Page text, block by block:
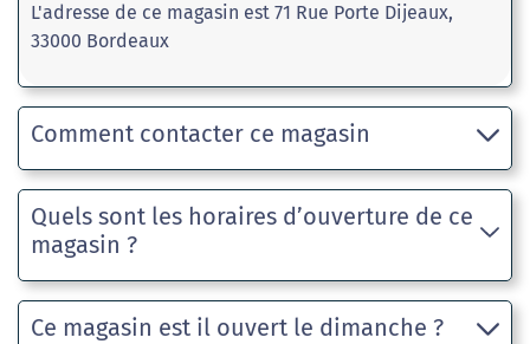
L'adresse de ce magasin est 71 Rue Porte Dijeaux,
33000 Bordeaux
Comment contacter ce magasin
Quels sont les horaires d’ouverture de ce
magasin ?
Ce magasin est il ouvert le dimanche ?